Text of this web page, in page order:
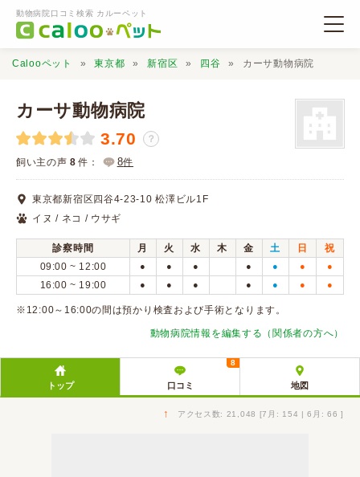
動物病院口コミ検索 カルーペット
動物病院検索
口コミ検索
Calooペットとは？
口コミ投稿
Calooペット 東京都 新宿区 四谷 カーサ動物病院
カーサ動物病院
3.70 ？
飼い主の声 8 件： 8件
東京都新宿区四谷4-23-10 松澤ビル1F
イヌ / ネコ / ウサギ
診察時間 月 火 水 木 金 土 日
祝
09:00 ~ 12:00
● ● ● ● ● ● ●
16:00 ~ 19:00 ● ● ● ● ● ● ●
※12:00～16:00の間は預かり検査および手術となります。
動物病院情報を編集する（関係者の方へ）
トップ 口コミ
8
地図
↑ アクセス数: 21,048 [7月: 154 | 6月: 66 ]